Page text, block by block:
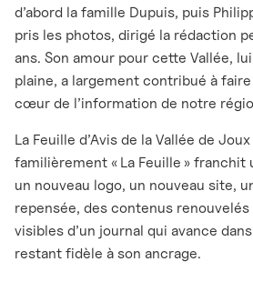
d’abord la famille Dupuis, puis
pris les photos, dirigé la rédaction
ans. Son amour pour cette Vallée,
plaine, a largement contribué à
cœur de l’information de notre
La Feuille d’Avis de la Vallée de
familièrement « La Feuille » franchit
un nouveau logo, un nouveau site,
repensée, des contenus
visibles d’un journal qui avance
restant fidèle à son ancrage.